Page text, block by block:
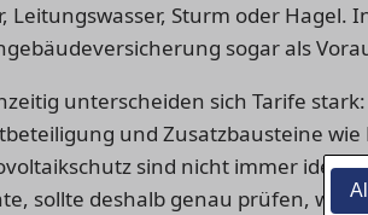
Leitungswasser, Sturm oder Hagel.
sogar als
unterscheiden sich Tarife
und Zusatzbausteine
sind nicht immer
sollte deshalb genau prüfen, was